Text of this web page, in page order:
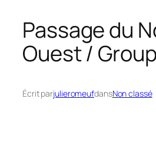
Passage du
Ouest /
Écrit parjulieromeufdansNon classé